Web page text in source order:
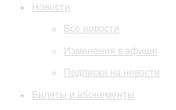
Новости
Все новости
Изменения в афише
Подписка на новости
Билеты и абонементы